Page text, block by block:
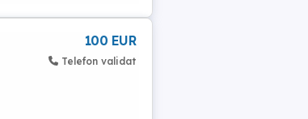
100 EUR
Telefon validat